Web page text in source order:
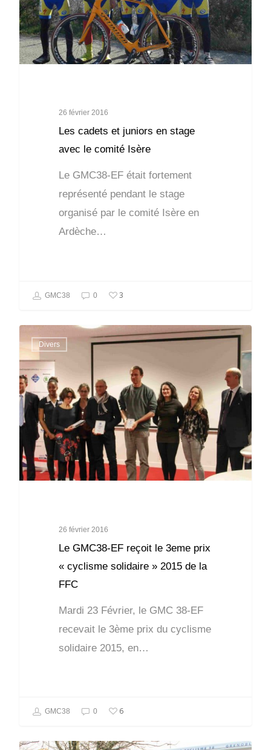
26 février 2016
Les cadets et juniors en stage
avec le comité Isère
Le GMC38-EF était fortement
représenté pendant le stage
organisé par le comité Isère en
Ardèche…
GMC38 0 3
Divers
26 février 2016
Le GMC38-EF reçoit le 3eme prix
« cyclisme solidaire » 2015 de la
FFC
Mardi 23 Février, le GMC 38-EF
recevait le 3ème prix du cyclisme
solidaire 2015, en…
GMC38 0 6